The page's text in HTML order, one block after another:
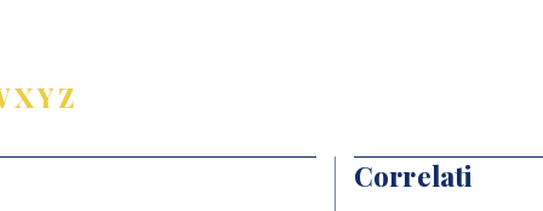
XYZ
Correlati